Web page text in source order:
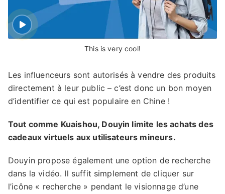
This is very cool!
Les influenceurs sont autorisés à vendre des produits
directement à leur public – c’est donc un bon moyen
d’identifier ce qui est populaire en Chine !
Tout comme Kuaishou, Douyin limite les achats des
cadeaux virtuels aux utilisateurs mineurs.
Douyin propose également une option de recherche
dans la vidéo. Il suffit simplement de cliquer sur
l’icône « recherche » pendant le visionnage d’une